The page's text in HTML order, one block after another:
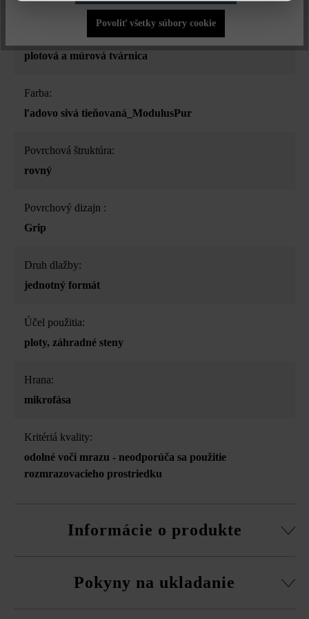
Druh produktu:
plotová a múrová tvárnica
Farba:
ľadovo sivá tieňovaná_ModulusPur
Povrchová štruktúra:
rovný
Povrchový dizajn :
Grip
Druh dlažby:
jednotný formát
Účel použitia:
ploty, záhradné steny
Hrana:
mikrofása
Kritériá kvality:
odolné voči mrazu - neodporúča sa použitie
rozmrazovacieho prostriedku
Informácie o produkte
kamene, súpravy rohových kociek a vrchná doska.
Pokyny na ukladanie
Povoliť všetky súbory cookie